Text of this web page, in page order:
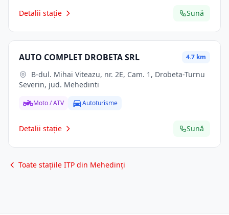
Detalii stație Sună
AUTO COMPLET DROBETA SRL 4.7 km
Severin, jud. Mehedinti
Moto / ATV Autoturisme
Detalii stație Sună
Toate stațiile ITP din Mehedinți